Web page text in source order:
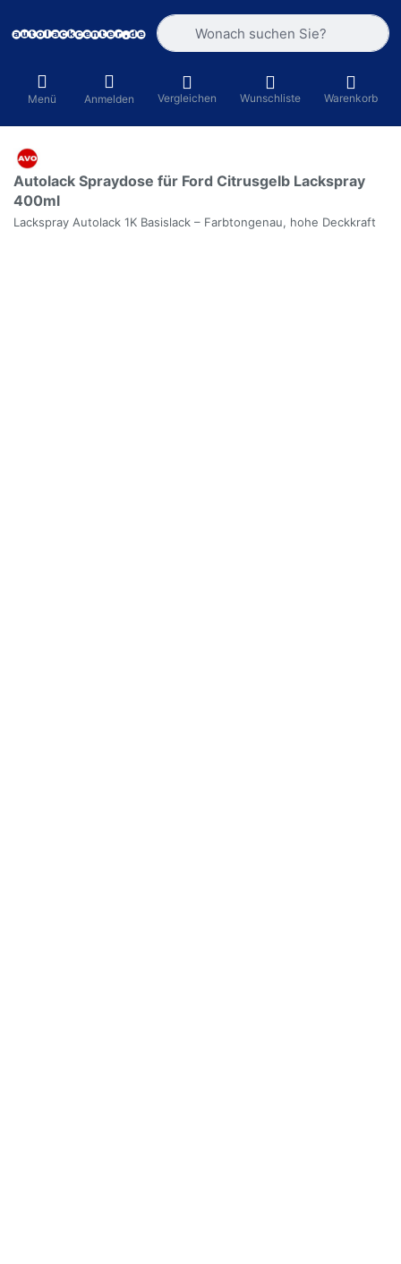
Geben Sie einen Suchbegriff ein.
Menü Anmelden Vergleichen Wunschliste Warenkorb
Autolack Spraydose für Ford Citrusgelb Lackspray
400ml
Lackspray Autolack 1K Basislack – Farbtongenau, hohe Deckkraft